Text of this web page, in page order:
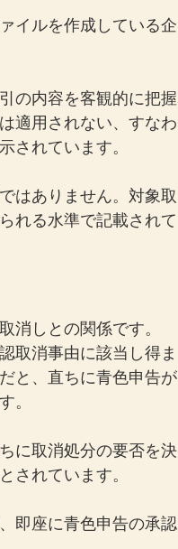
イルを作成している企
の内容を客観的に把握
適用されない、すなわ
されています。
はありません。対象取
れる水準で記載されて
消しとの関係です。
取消事由に該当し得ま
と、直ちに青色申告が
。
に取消処分の要否を決
されています。
即座に青色申告の承認